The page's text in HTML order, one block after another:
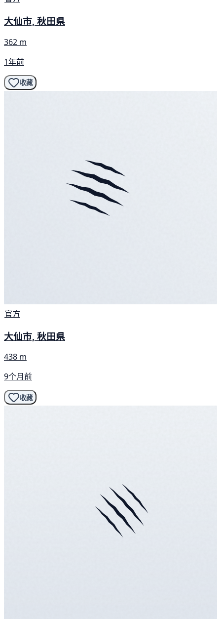
大仙市, 秋田県
362 m
1年前
收藏
官方
大仙市, 秋田県
438 m
9个月前
收藏